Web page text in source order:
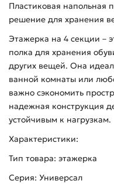
Пластиковая напольная
решение для хранения
Этажерка на 4 секции –
полка для хранения
других вещей. Она
ванной комнаты или
важно сэкономить
надежная конструкция
устойчивым к нагрузкам.
Характеристики:
Тип товара: этажерка
Серия: Универсал